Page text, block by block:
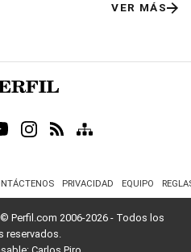
VER MÁS
PRIVACIDAD EQUIPO
Perfil.com 2006-2026 - Todos los
reservados.